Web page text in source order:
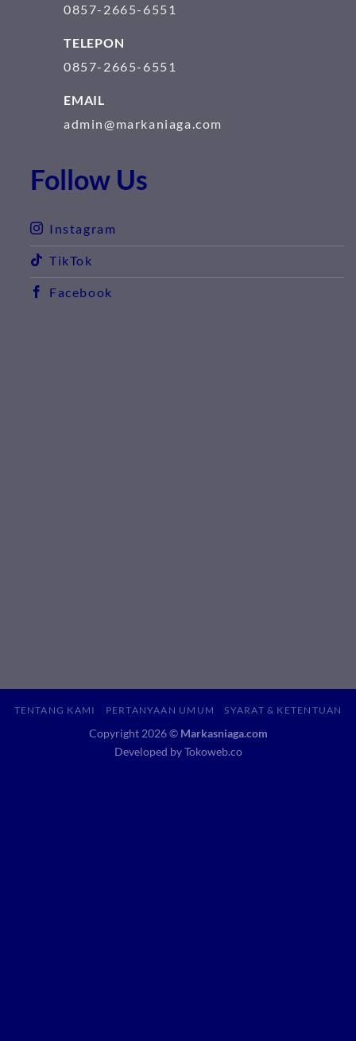
0857-2665-6551
TELEPON
0857-2665-6551
EMAIL
admin@markaniaga.com
Follow Us
Instagram
TikTok
Facebook
TENTANG KAMI PERTANYAAN UMUM SYARAT & KETENTUAN
Copyright 2026 © Markasniaga.com
Developed by Tokoweb.co